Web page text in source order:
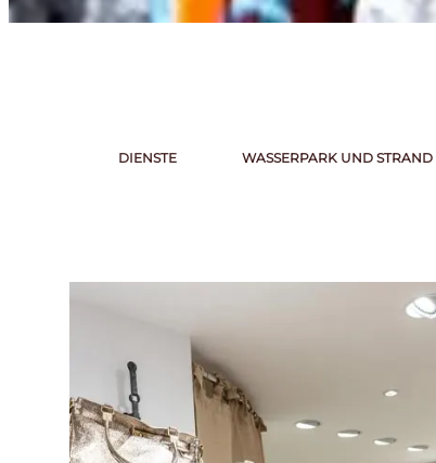
DIENSTE WASSERPARK UND STRAND